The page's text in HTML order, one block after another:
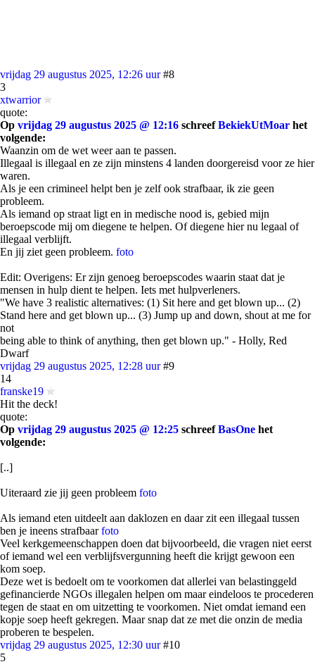
vrijdag 29 augustus 2025, 12:26 uur #8
3
xtwarrior
quote:
Op vrijdag 29 augustus 2025 @ 12:16 schreefBekiekUtMoar het
volgende:
Waanzin om de wet weer aan te passen.
Illegaal is illegaal en ze zijn minstens 4 landen doorgereisd voor ze hier
waren.
Als je een crimineel helpt ben je zelf ook strafbaar, ik zie geen
probleem.
Als iemand op straat ligt en in medische nood is, gebied mijn
beroepscode mij om diegene te helpen. Of diegene hier nu legaal of
illegaal verblijft.
En jij ziet geen probleem. foto
Edit: Overigens: Er zijn genoeg beroepscodes waarin staat dat je
mensen in hulp dient te helpen. Iets met hulpverleners.
"We have 3 realistic alternatives: (1) Sit here and get blown up... (2)
Stand here and get blown up... (3) Jump up and down, shout at me for
not
being able to think of anything, then get blown up." - Holly, Red
Dwarf
vrijdag 29 augustus 2025, 12:28 uur #9
14
franske19
Hit the deck!
quote:
Op vrijdag 29 augustus 2025 @ 12:25 schreefBasOne het
volgende:
[..]
Uiteraard zie jij geen probleem foto
Als iemand eten uitdeelt aan daklozen en daar zit een illegaal tussen
ben je ineens strafbaarfoto
Veel kerkgemeenschappen doen dat bijvoorbeeld, die vragen niet eerst
of iemand wel een verblijfsvergunning heeft die krijgt gewoon een
kom soep.
Deze wet is bedoelt om te voorkomen dat allerlei van belastinggeld
gefinancierde NGOs illegalen helpen om maar eindeloos te procederen
tegen de staat en om uitzetting te voorkomen. Niet omdat iemand een
kopje soep heeft gekregen. Maar snap dat ze met die onzin de media
proberen te bespelen.
vrijdag 29 augustus 2025, 12:30 uur #10
5